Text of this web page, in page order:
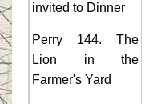
invited to Dinner
Perry 144. The
Lion in the
Farmer's Yard